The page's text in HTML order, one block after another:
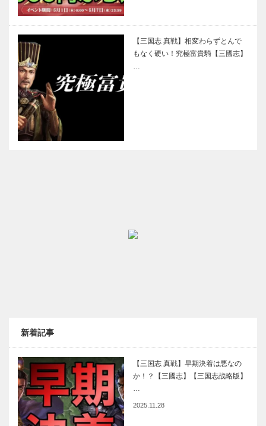
【三国志 真戦】相変わらずとんで
もなく硬い！究極富貴騎【三國志】
…
新着記事
【三国志 真戦】早期決着は悪なの
か！？【三國志】【三国志战略版】
…
2025.11.28